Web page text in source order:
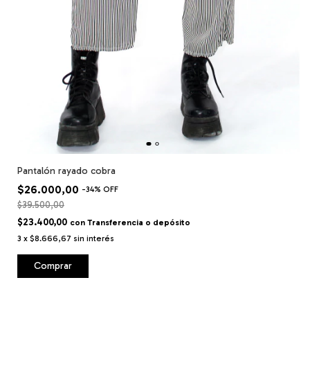
Pantalón rayado cobra
$26.000,00 -34% OFF
$39.500,00
$23.400,00 con Transferencia o depósito
3 x $8.666,67 sin interés
Comprar